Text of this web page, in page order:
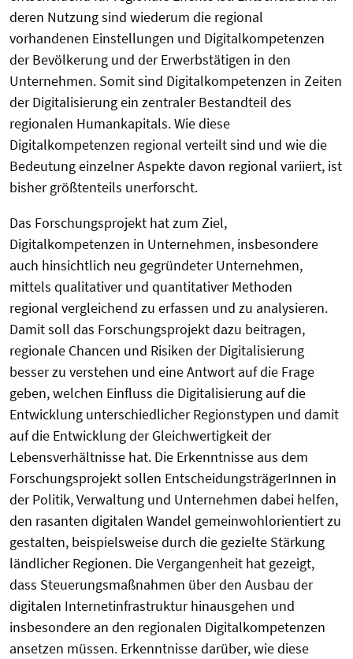
deren Nutzung sind wiederum die regional
vorhandenen Einstellungen und Digitalkompetenzen
der Bevölkerung und der Erwerbstätigen in den
Unternehmen. Somit sind Digitalkompetenzen in Zeiten
der Digitalisierung ein zentraler Bestandteil des
regionalen Humankapitals. Wie diese
Digitalkompetenzen regional verteilt sind und wie die
Bedeutung einzelner Aspekte davon regional variiert, ist
bisher größtenteils unerforscht.
Das Forschungsprojekt hat zum Ziel,
Digitalkompetenzen in Unternehmen, insbesondere
auch hinsichtlich neu gegründeter Unternehmen,
mittels qualitativer und quantitativer Methoden
regional vergleichend zu erfassen und zu analysieren.
Damit soll das Forschungsprojekt dazu beitragen,
regionale Chancen und Risiken der Digitalisierung
besser zu verstehen und eine Antwort auf die Frage
geben, welchen Einfluss die Digitalisierung auf die
Entwicklung unterschiedlicher Regionstypen und damit
auf die Entwicklung der Gleichwertigkeit der
Lebensverhältnisse hat. Die Erkenntnisse aus dem
Forschungsprojekt sollen EntscheidungsträgerInnen in
der Politik, Verwaltung und Unternehmen dabei helfen,
den rasanten digitalen Wandel gemeinwohlorientiert zu
gestalten, beispielsweise durch die gezielte Stärkung
ländlicher Regionen. Die Vergangenheit hat gezeigt,
dass Steuerungsmaßnahmen über den Ausbau der
digitalen Internetinfrastruktur hinausgehen und
insbesondere an den regionalen Digitalkompetenzen
ansetzen müssen. Erkenntnisse darüber, wie diese